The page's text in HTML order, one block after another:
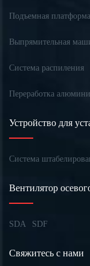
Подъемная платформа
Выпрямительная
Система распиления
Переработка
Устройство для
Система
Вентилятор
SDA SDF
Свяжитесь с нами